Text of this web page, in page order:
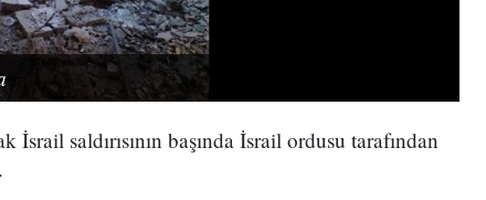
saldırısının başında İsrail ordusu tarafından